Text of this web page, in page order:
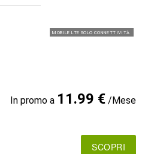
MOBILE LTE SOLO CONNETTIVITÀ
In promo a 11.99 €/Mese
SCOPRI